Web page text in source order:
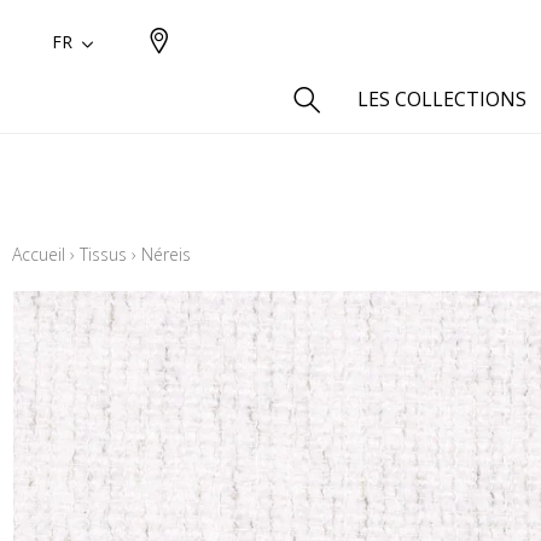
FR
LES COLLECTIONS
Aspect
Coton
Laine
Lin
Accueil › Tissus › Néreis